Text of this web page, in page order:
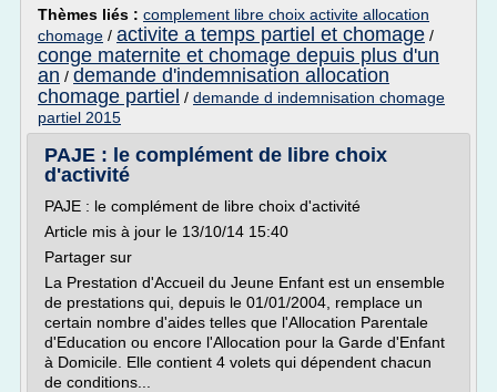
Thèmes liés : complement libre choix activite allocation
chomage / activite a temps partiel et chomage /
conge maternite et chomage depuis plus d'un
an / demande d'indemnisation allocation
chomage partiel / demande d indemnisation chomage
partiel 2015
PAJE : le complément de libre choix
d'activité
PAJE : le complément de libre choix d'activité
Article mis à jour le 13/10/14 15:40
Partager sur
La Prestation d'Accueil du Jeune Enfant est un ensemble
de prestations qui, depuis le 01/01/2004, remplace un
certain nombre d'aides telles que l'Allocation Parentale
d'Education ou encore l'Allocation pour la Garde d'Enfant
à Domicile. Elle contient 4 volets qui dépendent chacun
de conditions...